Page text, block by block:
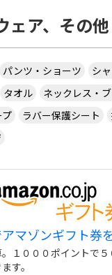
ェア、その他
パンツ・ショーツ シ
タオル
ネックレス・
ラバー保護シート
マゾンギフト券
１０００ポイントで
す。